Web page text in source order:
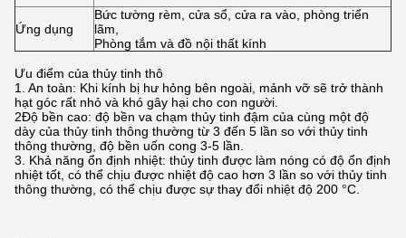
Ứng dụng
Bức tường rèm, cửa sổ, cửa ra vào, phòng triển
lãm,
Phòng tắm và đồ nội thất kính
Ưu điểm của thủy tinh thô
1. An toàn: Khi kính bị hư hỏng bên ngoài, mảnh vỡ sẽ trở thành
hạt góc rất nhỏ và khó gây hại cho con người.
2Độ bền cao: độ bền va chạm thủy tinh đậm của cùng một độ
dày của thủy tinh thông thường từ 3 đến 5 lần so với thủy tinh
thông thường, độ bền uốn cong 3-5 lần.
3. Khả năng ổn định nhiệt: thủy tinh được làm nóng có độ ổn định
nhiệt tốt, có thể chịu được nhiệt độ cao hơn 3 lần so với thủy tinh
thông thường, có thể chịu được sự thay đổi nhiệt độ 200 °C.